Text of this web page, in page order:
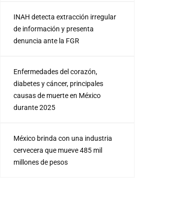
INAH detecta extracción irregular
de información y presenta
denuncia ante la FGR
Enfermedades del corazón,
diabetes y cáncer, principales
causas de muerte en México
durante 2025
México brinda con una industria
cervecera que mueve 485 mil
millones de pesos